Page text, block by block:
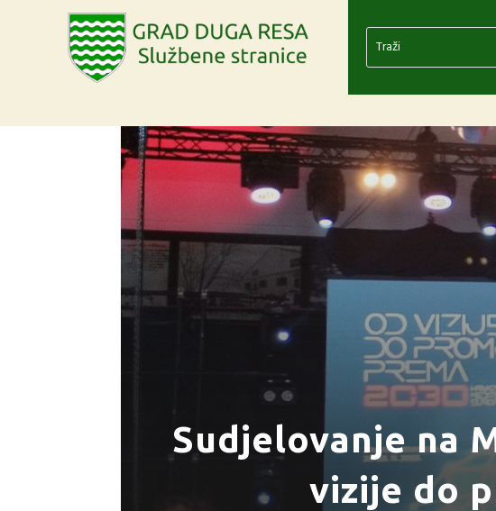
Sudjelovanje na
vizije do